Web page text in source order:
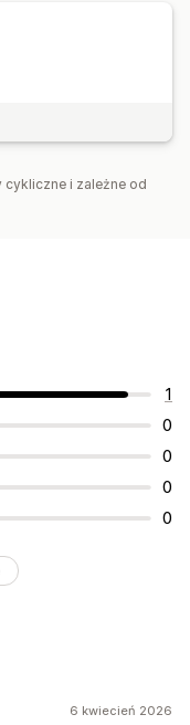
cykliczne i zależne od
1
0
0
0
0
6 kwiecień 2026